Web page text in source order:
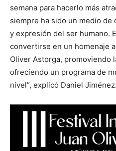
semana para hacerlo más
siempre ha sido un medio
y expresión del ser humano.
convertirse en un homenaje
Oliver Astorga, promoviendo
ofreciendo un programa de
nivel”, explicó Daniel Jiménez.